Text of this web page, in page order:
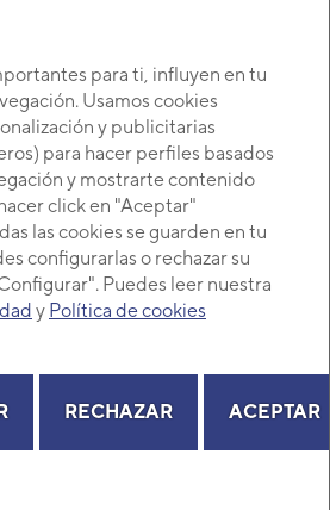
para ti, influyen en tu
Usamos cookies
y publicitarias
para hacer perfiles basados
y mostrarte contenido
click en "Aceptar"
las cookies se guarden en tu
configurarlas o rechazar su
Puedes leer nuestra
y Política de cookies
RECHAZAR ACEPTAR